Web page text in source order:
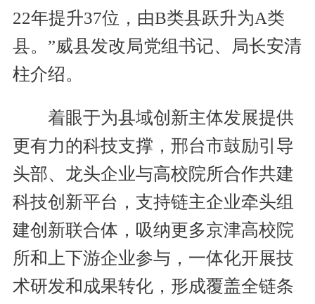
22年提升37位，由B类县跃升为A类
县。”威县发改局党组书记、局长安清
柱介绍。
着眼于为县域创新主体发展提供
更有力的科技支撑，邢台市鼓励引导
头部、龙头企业与高校院所合作共建
科技创新平台，支持链主企业牵头组
建创新联合体，吸纳更多京津高校院
所和上下游企业参与，一体化开展技
术研发和成果转化，形成覆盖全链条